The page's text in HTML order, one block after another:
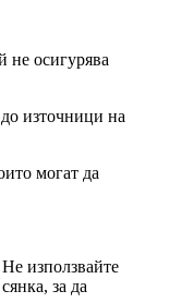
не осигурява
източници на
могат да
използвайте
за да